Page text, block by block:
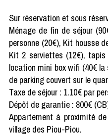
Sur réservation et sous
Ménage de fin de séjour
personne (20€), Kit housse
Kit 2 serviettes (12€),
location mini box wifi (40€
de parking couvert sur le
Taxe de séjour : 1.10€ par
Dépôt de garantie : 800€
Appartement à proximité
village des Piou-Piou.